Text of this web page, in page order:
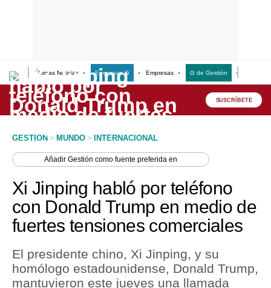
Últimas Noticias Empresas G Empresas G de Gestión
Lo último
Peru Quiosco
Economía
Mercados
Política
SUSCRÍBETE
GESTION > MUNDO > INTERNACIONAL
AñadirGestión como fuente preferida en
Xi Jinping habló por teléfono
con Donald Trump en medio de
fuertes tensiones comerciales
El presidente chino, Xi Jinping, y su
homólogo estadounidense, Donald Trump,
mantuvieron este jueves una llamada